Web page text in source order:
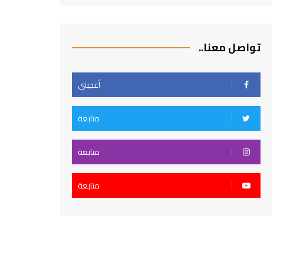
تواصل معنا..
أعجبني
متابعة
متابعة
متابعة